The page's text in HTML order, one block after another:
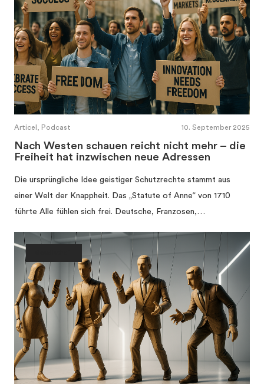
Articel, Podcast 10. September 2025
Nach Westen schauen reicht nicht mehr – die
Freiheit hat inzwischen neue Adressen
Die ursprüngliche Idee geistiger Schutzrechte stammt aus
einer Welt der Knappheit. Das „Statute of Anne“ von 1710
führte Alle fühlen sich frei. Deutsche, Franzosen,…